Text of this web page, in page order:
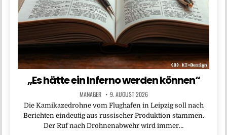
„Es hätte ein Inferno werden können“
MANAGER 9. AUGUST 2026
Die Kamikazedrohne vom Flughafen in Leipzig soll nach
Berichten eindeutig aus russischer Produktion stammen.
Der Ruf nach Drohnenabwehr wird immer…